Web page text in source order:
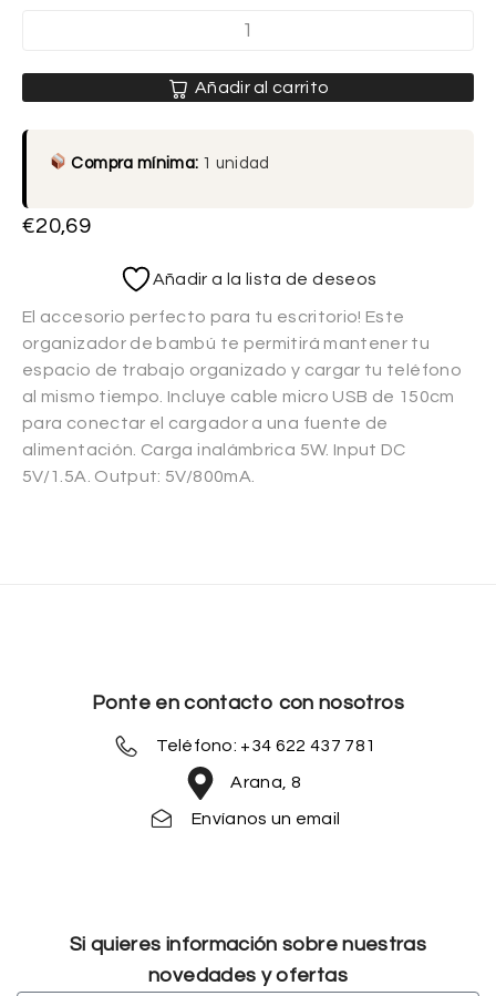
Añadir al carrito
Compra mínima: 1 unidad
€20,69
Añadir a la lista de deseos
El accesorio perfecto para tu escritorio! Este
organizador de bambú te permitirá mantener tu
espacio de trabajo organizado y cargar tu teléfono
al mismo tiempo. Incluye cable micro USB de 150cm
para conectar el cargador a una fuente de
alimentación. Carga inalámbrica 5W. Input DC
5V/1.5A. Output: 5V/800mA.
Ponte en contacto con nosotros
Teléfono: +34 622 437 781
Arana, 8
Envíanos un email
Si quieres información sobre nuestras
novedades y ofertas